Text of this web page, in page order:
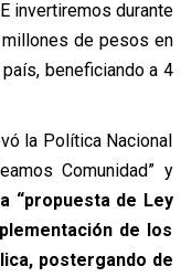
invertiremos durante
de pesos en
beneficiando a 4
la Política Nacional
Comunidad” y
“propuesta de Ley
de los
postergando de